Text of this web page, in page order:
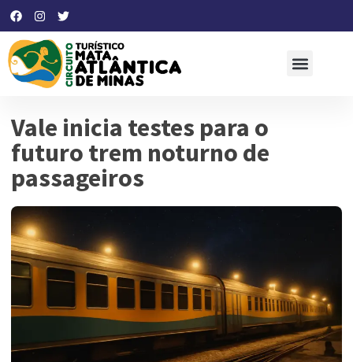
Vale inicia testes para o
futuro trem noturno de
passageiros